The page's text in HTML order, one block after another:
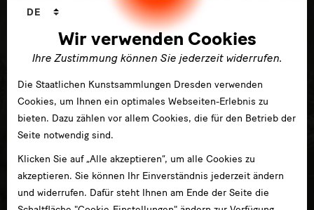
Wir verwenden Cookies
Ihre Zustimmung können Sie jederzeit widerrufen.
Sprachwechsler
DE
Die Staatlichen Kunstsammlungen Dresden verwenden
Cookies, um Ihnen ein optimales Webseiten-Erlebnis zu
bieten. Dazu zählen vor allem Cookies, die für den Betrieb der
Seite notwendig sind.
Klicken Sie auf „Alle akzeptieren“, um alle Cookies zu
akzeptieren. Sie können Ihr Einverständnis jederzeit ändern
und widerrufen. Dafür steht Ihnen am Ende der Seite die